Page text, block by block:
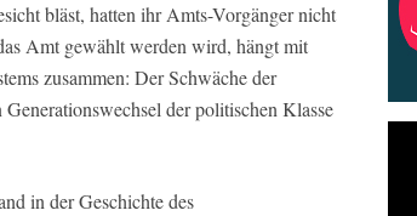
bläst, hatten ihr Amts-Vorgänger nicht
Amt gewählt werden wird, hängt mit
zusammen: Der Schwäche der
der politischen Klasse
in der Geschichte des